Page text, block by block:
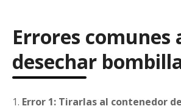
Errores comunes
desechar
Error 1: Tirarlas al contenedor